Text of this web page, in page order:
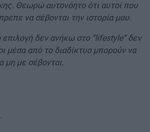
Θεωρώ αυτονόητο ότι αυτοί που
να σέβονται την ιστορία μου.
επιλογή δεν ανήκω στο “lifestyle” δεν
μέσα από το διαδίκτυο μπορούν να
μη με σέβονται.